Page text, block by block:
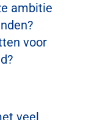
ambitie
voor